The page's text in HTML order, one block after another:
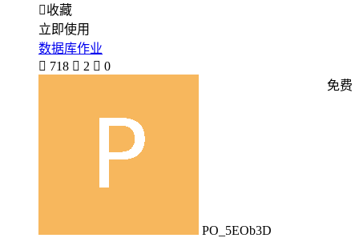
收藏
立即使用
数据库作业
 718  2  0
PO_5EOb3D
免费